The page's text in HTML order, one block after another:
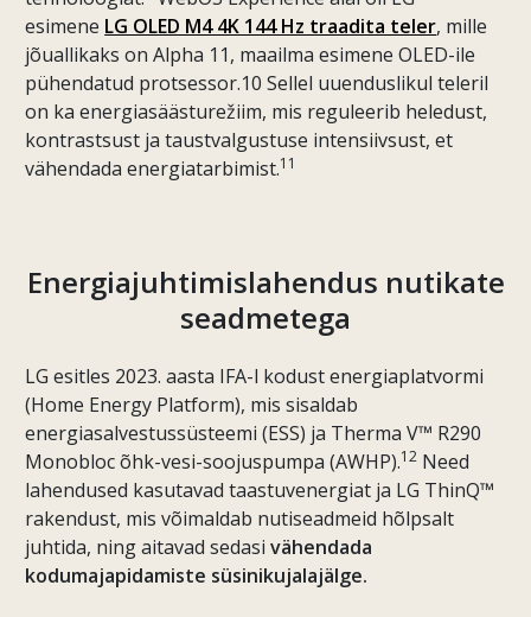
esimene LG OLED M4 4K 144 Hz traadita teler, mille
jõuallikaks on Alpha 11, maailma esimene OLED-ile
pühendatud protsessor.10 Sellel uuenduslikul teleril
on ka energiasäästurežiim, mis reguleerib heledust,
kontrastsust ja taustvalgustuse intensiivsust, et
vähendada energiatarbimist.11
Energiajuhtimislahendus nutikate
seadmetega
LG esitles 2023. aasta IFA-l kodust energiaplatvormi
(Home Energy Platform), mis sisaldab
energiasalvestussüsteemi (ESS) ja Therma V™ R290
Monobloc õhk-vesi-soojuspumpa (AWHP).12 Need
lahendused kasutavad taastuvenergiat ja LG ThinQ™
rakendust, mis võimaldab nutiseadmeid hõlpsalt
juhtida, ning aitavad sedasivähendada
kodumajapidamiste süsinikujalajälge.